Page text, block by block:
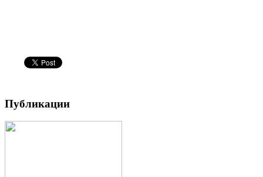
Публикации